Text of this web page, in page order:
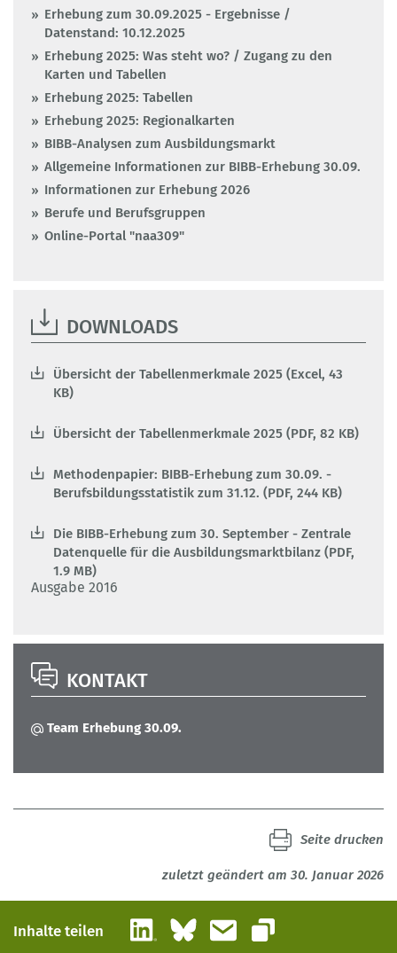
Erhebung zum 30.09.2025 - Ergebnisse /
Datenstand: 10.12.2025
Erhebung 2025: Was steht wo? / Zugang zu den
Karten und Tabellen
Erhebung 2025: Tabellen
Erhebung 2025: Regionalkarten
BIBB-Analysen zum Ausbildungsmarkt
Allgemeine Informationen zur BIBB-Erhebung 30.09.
Informationen zur Erhebung 2026
Berufe und Berufsgruppen
Online-Portal "naa309"
DOWNLOADS
Übersicht der Tabellenmerkmale 2025 (Excel, 43
KB)
Übersicht der Tabellenmerkmale 2025 (PDF, 82 KB)
Methodenpapier: BIBB-Erhebung zum 30.09. -
Berufsbildungsstatistik zum 31.12. (PDF, 244 KB)
Die BIBB-Erhebung zum 30. September - Zentrale
Datenquelle für die Ausbildungsmarktbilanz (PDF,
1.9 MB)
Ausgabe 2016
KONTAKT
Team Erhebung 30.09.
zuletzt geändert am 30. Januar 2026
Seite drucken
Inhalte teilen LinkedInBlueskyE-Mail
Link kopieren